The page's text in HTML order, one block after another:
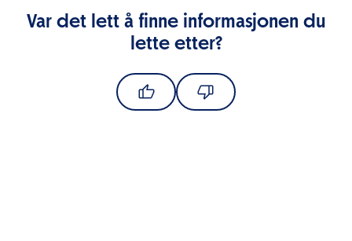
Var det lett å finne informasjonen du
lette etter?